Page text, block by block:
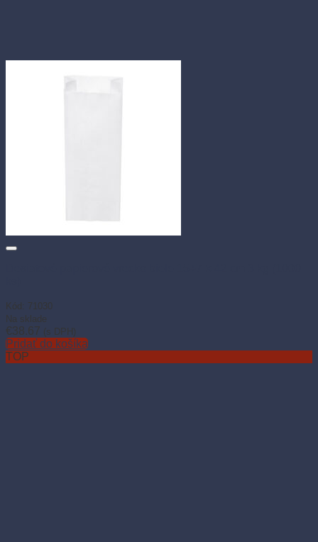
Kód: 71030
Na sklade
€38.67 (s DPH)
Pridať do košíka
TOP